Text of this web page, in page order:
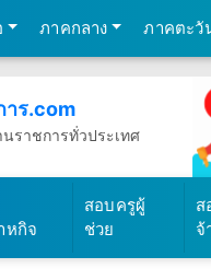
ภาคกลาง ภาคตะวั
าร.com
ราชการทั่วประเทศ
หกิจ
สอบครูผู้
ช่วย
ส
จ้